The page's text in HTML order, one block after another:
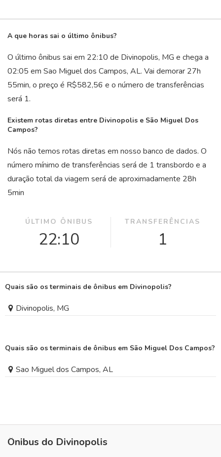
A que horas sai o último ônibus?
O último ônibus sai em 22:10 de Divinopolis, MG e chega a
02:05 em Sao Miguel dos Campos, AL. Vai demorar 27h
55min, o preço é R$582,56 e o número de transferências
será 1.
Existem rotas diretas entre Divinopolis e São Miguel Dos
Campos?
Nós não temos rotas diretas em nosso banco de dados. O
número mínimo de transferências será de 1 transbordo e a
duração total da viagem será de aproximadamente 28h
5min
ÚLTIMO ÔNIBUS
22:10
TRANSFERÊNCIAS
1
Quais são os terminais de ônibus em Divinopolis?
Divinopolis, MG
Quais são os terminais de ônibus em São Miguel Dos Campos?
Sao Miguel dos Campos, AL
Ônibus do Divinopolis